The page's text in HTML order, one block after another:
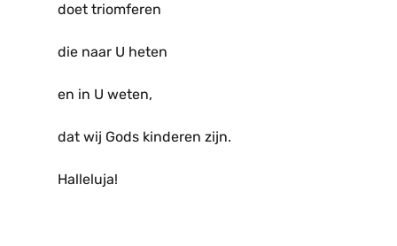
doet triomferen
die naar U heten
en in U weten,
dat wij Gods kinderen zijn.
Halleluja!